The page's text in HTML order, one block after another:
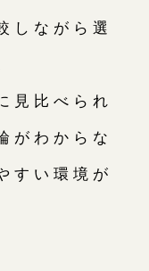
しながら選
見比べられ
がわからな
すい環境が